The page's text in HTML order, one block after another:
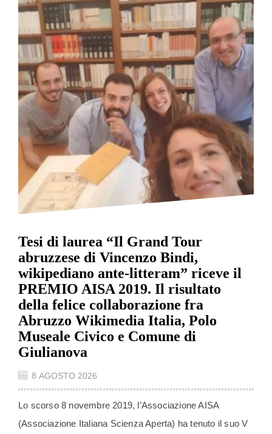
Tesi di laurea “Il Grand Tour
abruzzese di Vincenzo Bindi,
wikipediano ante-litteram” riceve il
PREMIO AISA 2019. Il risultato
della felice collaborazione fra
Abruzzo Wikimedia Italia, Polo
Museale Civico e Comune di
Giulianova
8 AGOSTO 2026
Lo scorso 8 novembre 2019, l’Associazione AISA
(Associazione Italiana Scienza Aperta) ha tenuto il suo V